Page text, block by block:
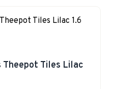
Theepot Tiles Lilac